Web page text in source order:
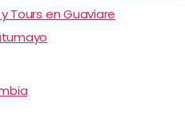
Tours en Guaviare